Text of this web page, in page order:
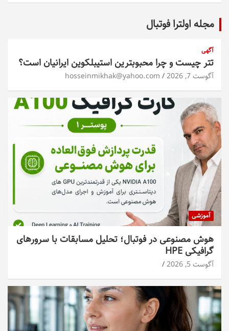
مجله اولترا فوتبال
آگهی
تتر چیست و چرا محبوبترین استیبلکوین ایرانیان است؟
آگوست 7, 2026 hosseinmikhak@yahoo.com
آموزشی
هوش مصنوعی در فوتبال؛ تحلیل مسابقات با سرورهای
گرافیکی HPE
آگوست 5, 2026